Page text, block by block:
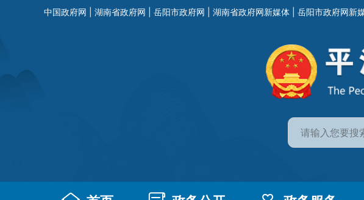
中国政府网 湖南省政府网 岳阳市政府网 湖南省政府网新媒体 岳阳市政府网新